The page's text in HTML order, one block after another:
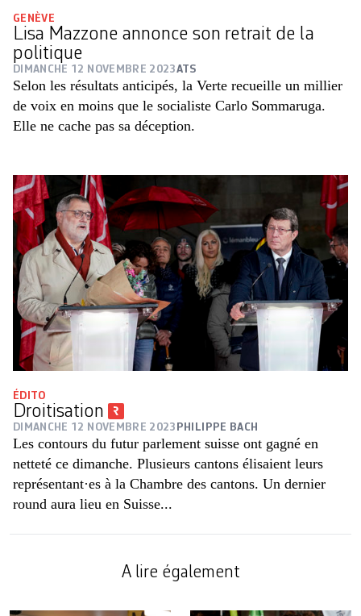
GENÈVE
Lisa Mazzone annonce son retrait de la
politique
DIMANCHE 12 NOVEMBRE 2023ATS
Selon les résultats anticipés, la Verte recueille un millier
de voix en moins que le socialiste Carlo Sommaruga.
Elle ne cache pas sa déception.
ÉDITO
Droitisation
DIMANCHE 12 NOVEMBRE 2023 PHILIPPE BACH
Les contours du futur parlement suisse ont gagné en
netteté ce dimanche. Plusieurs cantons élisaient leurs
représentant·es à la Chambre des cantons. Un dernier
round aura lieu en Suisse...
A lire également